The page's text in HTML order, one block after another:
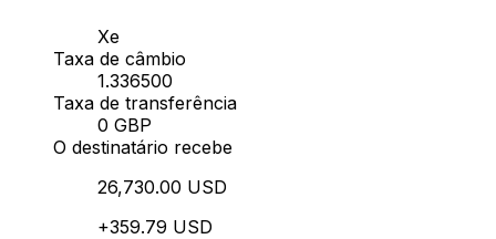
Xe
Taxa de câmbio
1.336500
Taxa de transferência
0 GBP
O destinatário recebe
26,730.00 USD
+359.79 USD